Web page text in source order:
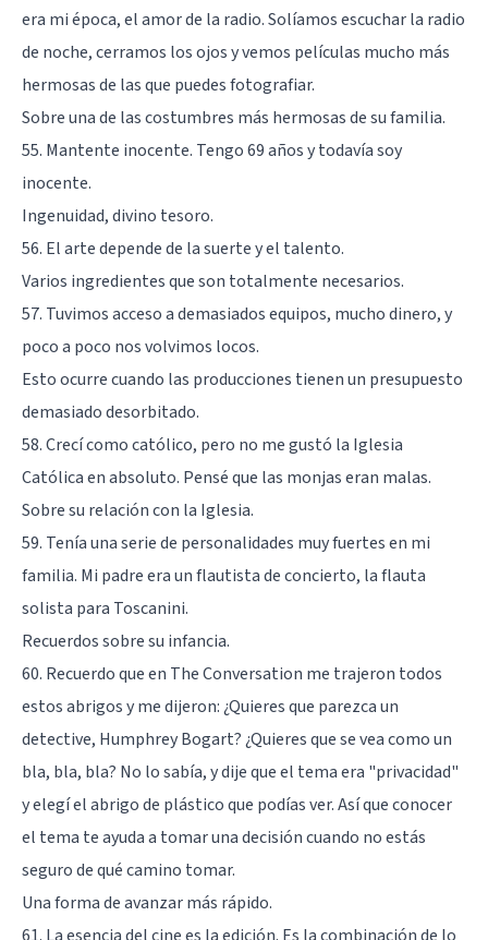
era mi época, el amor de la radio. Solíamos escuchar la radio
de noche, cerramos los ojos y vemos películas mucho más
hermosas de las que puedes fotografiar.
Sobre una de las costumbres más hermosas de su familia.
55. Mantente inocente. Tengo 69 años y todavía soy
inocente.
Ingenuidad, divino tesoro.
56. El arte depende de la suerte y el talento.
Varios ingredientes que son totalmente necesarios.
57. Tuvimos acceso a demasiados equipos, mucho dinero, y
poco a poco nos volvimos locos.
Esto ocurre cuando las producciones tienen un presupuesto
demasiado desorbitado.
58. Crecí como católico, pero no me gustó la Iglesia
Católica en absoluto. Pensé que las monjas eran malas.
Sobre su relación con la Iglesia.
59. Tenía una serie de personalidades muy fuertes en mi
familia. Mi padre era un flautista de concierto, la flauta
solista para Toscanini.
Recuerdos sobre su infancia.
60. Recuerdo que en The Conversation me trajeron todos
estos abrigos y me dijeron: ¿Quieres que parezca un
detective, Humphrey Bogart? ¿Quieres que se vea como un
bla, bla, bla? No lo sabía, y dije que el tema era "privacidad"
y elegí el abrigo de plástico que podías ver. Así que conocer
el tema te ayuda a tomar una decisión cuando no estás
seguro de qué camino tomar.
Una forma de avanzar más rápido.